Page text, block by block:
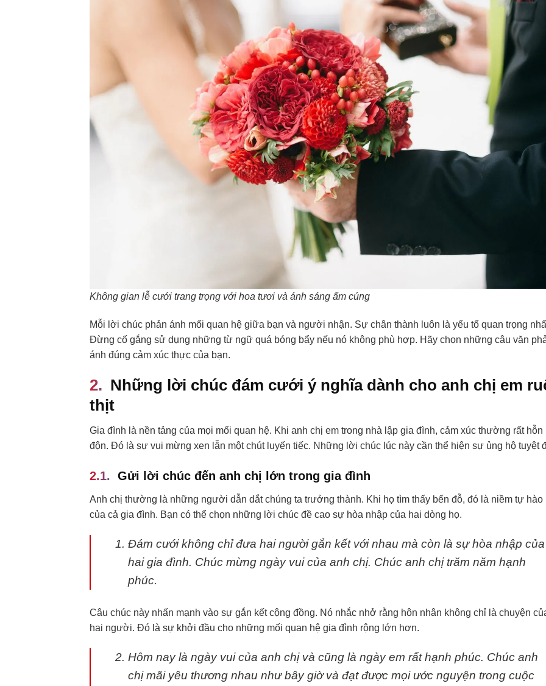
Không gian lễ cưới trang trọng với hoa tươi và ánh sáng ấm cúng
Mỗi lời chúc phản ánh mối quan hệ giữa bạn và người nhận. Sự chân thành luôn là yếu tố quan trọng
Đừng cố gắng sử dụng những từ ngữ quá bóng bẩy nếu nó không phù hợp. Hãy chọn những câu văn
ánh đúng cảm xúc thực của bạn.
Những lời chúc đám cưới ý nghĩa dành cho anh chị em
thịt
Gia đình là nền tảng của mọi mối quan hệ. Khi anh chị em trong nhà lập gia đình, cảm xúc thường rất hỗn
độn. Đó là sự vui mừng xen lẫn một chút luyến tiếc. Những lời chúc lúc này cần thể hiện sự ủng hộ tuyệt
Gửi lời chúc đến anh chị lớn trong gia đình
Anh chị thường là những người dẫn dắt chúng ta trưởng thành. Khi họ tìm thấy bến đỗ, đó là niềm tự hào
của cả gia đình. Bạn có thể chọn những lời chúc đề cao sự hòa nhập của hai dòng họ.
Đám cưới không chỉ đưa hai người gắn kết với nhau mà còn là sự hòa nhập của
hai gia đình. Chúc mừng ngày vui của anh chị. Chúc anh chị trăm năm hạnh
phúc.
Câu chúc này nhấn mạnh vào sự gắn kết cộng đồng. Nó nhắc nhở rằng hôn nhân không chỉ là chuyện
hai người. Đó là sự khởi đầu cho những mối quan hệ gia đình rộng lớn hơn.
Hôm nay là ngày vui của anh chị và cũng là ngày em rất hạnh phúc. Chúc anh
chị mãi yêu thương nhau như bây giờ và đạt được mọi ước nguyện trong cuộc